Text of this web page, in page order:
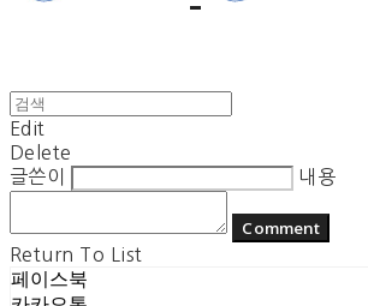
Edit
Delete
글쓴이
내용
Comment
Return To List
페이스북